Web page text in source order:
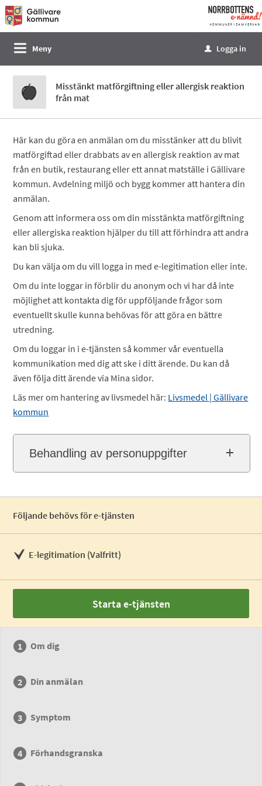
Välkommen
till
tjänster
Norrbottens
enämnd
Meny u Logga in
Misstänkt matförgiftning eller allergisk reaktion
från mat
Här kan du göra en anmälan om du misstänker att du blivit
matförgiftad eller drabbats av en allergisk reaktion av mat
från en butik, restaurang eller ett annat matställe i Gällivare
kommun. Avdelning miljö och bygg kommer att hantera din
anmälan.
Genom att informera oss om din misstänkta matförgiftning
eller allergiska reaktion hjälper du till att förhindra att andra
kan bli sjuka.
Du kan välja om du vill logga in med e-legitimation eller inte.
Om du inte loggar in förblir du anonym och vi har då inte
möjlighet att kontakta dig för uppföljande frågor som
eventuellt skulle kunna behövas för att göra en bättre
utredning.
Om du loggar in i e-tjänsten så kommer vår eventuella
kommunikation med dig att ske i ditt ärende. Du kan då
även följa ditt ärende via Mina sidor.
Läs mer om hantering av livsmedel här: Livsmedel | Gällivare
kommun
Behandling av personuppgifter
Följande behövs för e-tjänsten
E-legitimation (Valfritt)
Starta e-tjänsten
Om dig
Din anmälan
Symptom
Förhandsgranska